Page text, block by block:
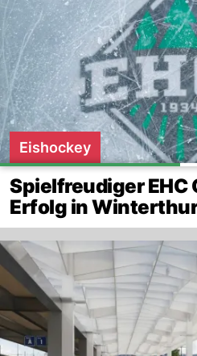
Eishockey
Spielfreudiger EHC
Erfolg in